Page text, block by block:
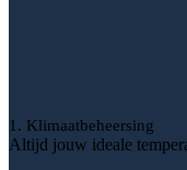
1. Klimaatbeheersing
Altijd jouw ideale